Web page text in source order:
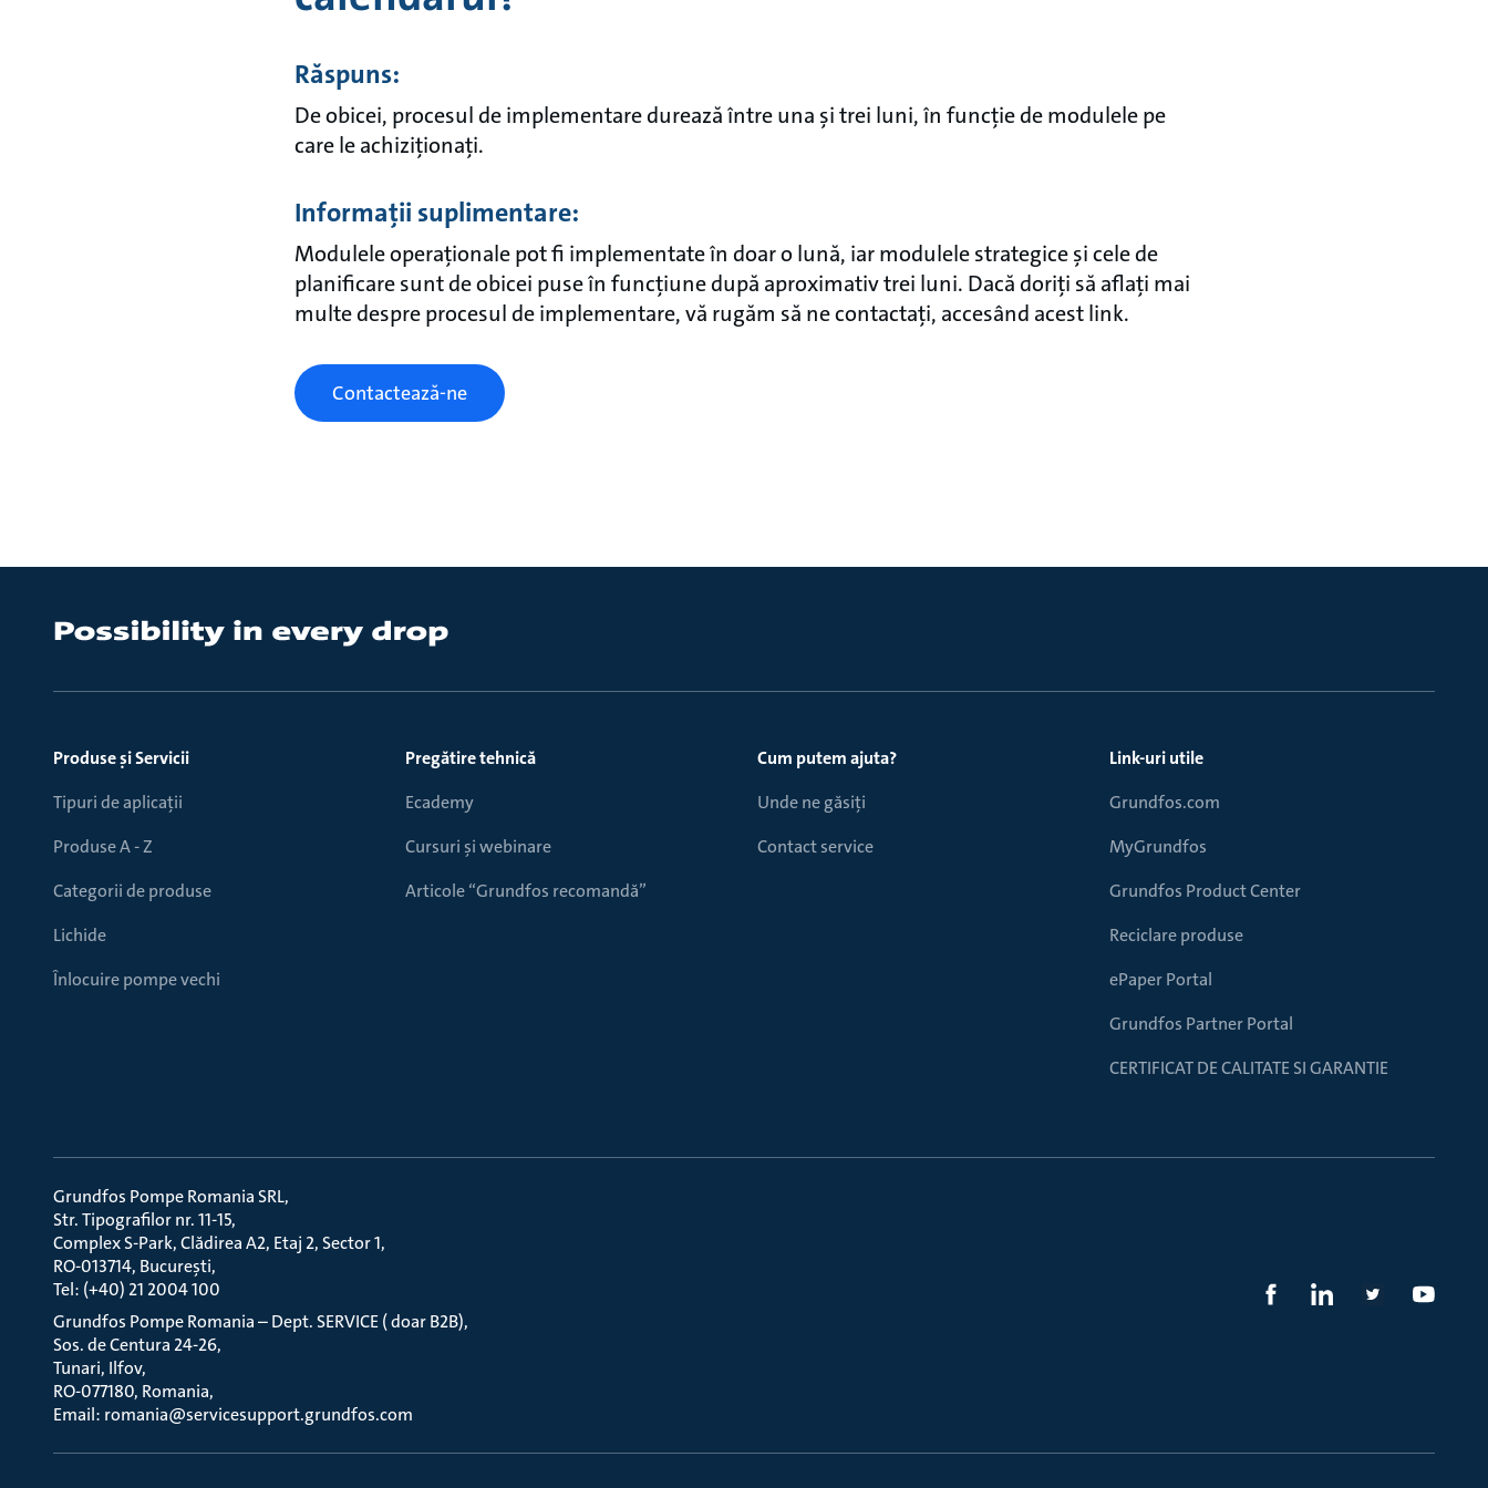
Răspuns:
De obicei, procesul de implementare durează între una și trei luni, în funcție de modulele pe
care le achiziționați.
Informații suplimentare:
Modulele operaționale pot fi implementate în doar o lună, iar modulele strategice și cele de
planificare sunt de obicei puse în funcțiune după aproximativ trei luni. Dacă doriți să aflați mai
multe despre procesul de implementare, vă rugăm să ne contactați, accesând acest link.
Contactează-ne
Produse ṣi Servicii
Tipuri de aplicații
Produse A - Z
Categorii de produse
Lichide
Înlocuire pompe vechi
Pregătire tehnică
Ecademy
Cursuri și webinare
Articole “Grundfos recomandă”
Cum putem ajuta?
Unde ne găsiți
Contact service
Link-uri utile
Grundfos.com
MyGrundfos
Grundfos Product Center
Reciclare produse
ePaper Portal
Grundfos Partner Portal
CERTIFICAT DE CALITATE SI GARANTIE
Grundfos Pompe Romania SRL
Str. Tipografilor nr. 11-15
Complex S-Park, Clădirea A2, Etaj 2, Sector 1
RO-013714, București
Tel: (+40) 21 2004 100
Grundfos Pompe Romania – Dept. SERVICE ( doar B2B)
Sos. de Centura 24-26
Tunari, Ilfov
RO-077180, Romania
Email: romania@servicesupport.grundfos.com